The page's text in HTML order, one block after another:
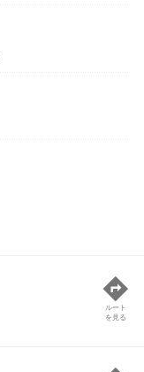
ルート
を見る